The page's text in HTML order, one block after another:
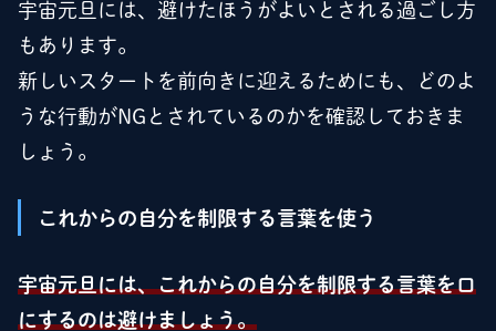
宇宙元旦には、避けたほうがよいとされる過ごし方
もあります。
新しいスタートを前向きに迎えるためにも、どのよ
うな行動がNGとされているのかを確認しておきま
しょう。
これからの自分を制限する言葉を使う
宇宙元旦には、これからの自分を制限する言葉を口
にするのは避けましょう。